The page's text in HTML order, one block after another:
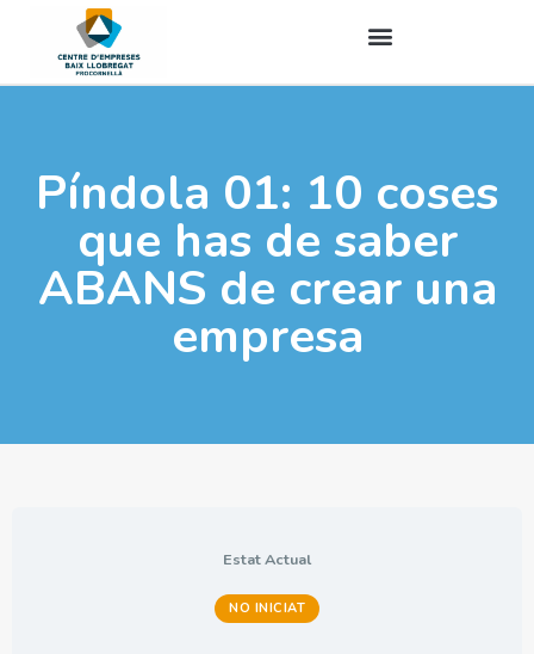
Píndola 01: 10 coses
que has de saber
ABANS de crear una
empresa
Estat Actual
NO INICIAT